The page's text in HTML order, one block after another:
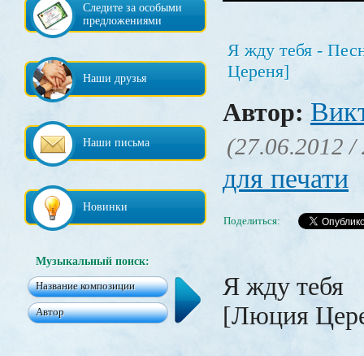
Следите за особыми
предложениями
Наши друзья
Наши письма
Новинки
Музыкальный поиск:
Я жду тебя -
Цереня]
Автор:
(27.06.2012 /
для печати
Поделиться:
Я жду тебя
[Люция